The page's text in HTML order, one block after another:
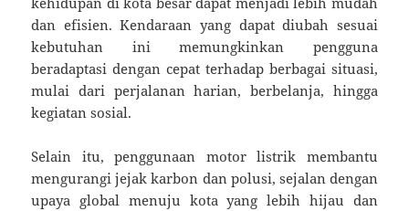
dan efisien. Kendaraan yang dapat diubah sesuai
kebutuhan ini memungkinkan pengguna
beradaptasi dengan cepat terhadap berbagai situasi,
mulai dari perjalanan harian, berbelanja, hingga
kegiatan sosial.
Selain itu, penggunaan motor listrik membantu
mengurangi jejak karbon dan polusi, sejalan dengan
upaya global menuju kota yang lebih hijau dan